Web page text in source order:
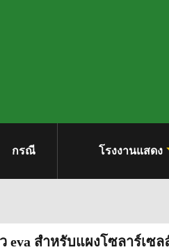
กรณี โรงงานแสดง
eva สำหรับแผงโซลาร์เซล